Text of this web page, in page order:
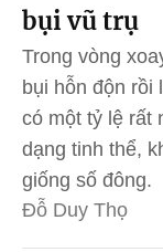
bụi vũ trụ
Trong vòng
bụi hỗn độn rồi
có một tỷ lệ rất
dạng tinh thể,
giống số đông.
Đỗ Duy Thọ